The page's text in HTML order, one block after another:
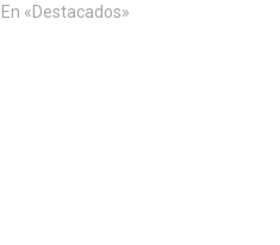
En «Destacados»